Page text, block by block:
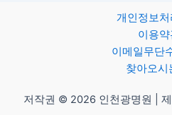
개인정보처
이용
이메일무단
찾아오시
저작권 © 2026 인천광명원 |